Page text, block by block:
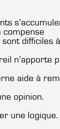
compense
sont difficiles
n’apporte
aide à
opinion.
une logique.